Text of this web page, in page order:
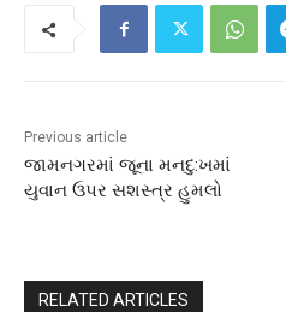
Previous article
જામનગરમાં જૂના મનદુ:ખમાં
યુવાન ઉપર સશસ્ત્ર હુમલો
RELATED ARTICLES